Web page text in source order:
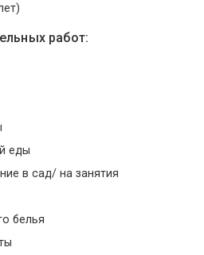
работ:
еды
в сад/ на занятия
белья